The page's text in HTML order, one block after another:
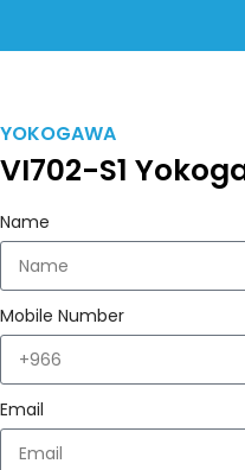
YOKOGAWA
VI702-S1
Name
Mobile Number
Email